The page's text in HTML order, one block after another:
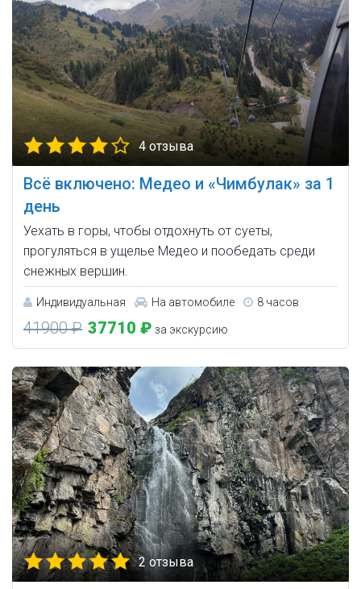
4 отзыва
Всё включено: Медео и «Чимбулак» за 1
день
Уехать в горы, чтобы отдохнуть от суеты,
прогуляться в ущелье Медео и пообедать среди
снежных вершин.
Индивидуальная На автомобиле 8 часов
41900 ₽ 37710 ₽ за экскурсию
2 отзыва